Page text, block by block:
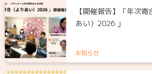
【開催報告】「年次寄
あい）2026 」
お知らせ